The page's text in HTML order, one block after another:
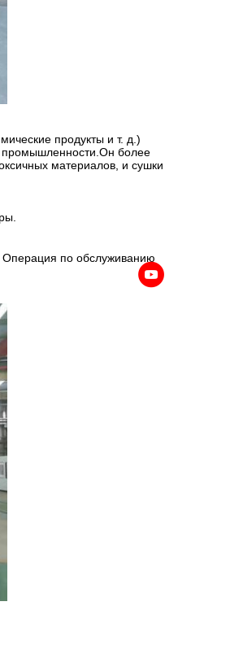
продукты и т. д.)
промышленности.Он более
материалов, и сушки
Операция по обслуживанию